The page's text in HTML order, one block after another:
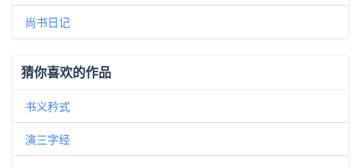
尚书日记
猜你喜欢的作品
书义矜式
演三字经